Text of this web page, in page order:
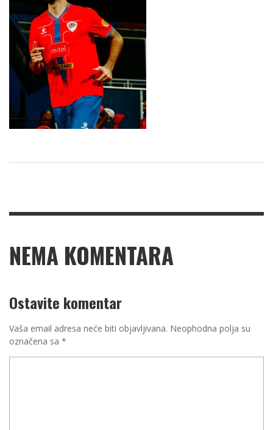
NEMA KOMENTARA
Ostavite komentar
Vaša email adresa neće biti objavljivana. Neophodna polja su
označena sa *